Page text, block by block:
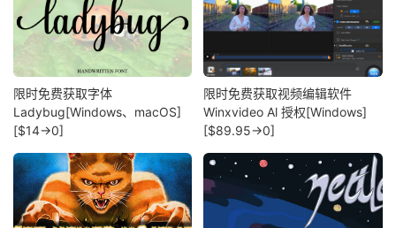
限时免费获取字体
Ladybug[Windows、macOS]
[$14→0]
限时免费获取视频编辑软件
Winxvideo Al 授权[Windows]
[$89.95→0]